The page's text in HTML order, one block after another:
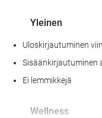
Yleinen
Uloskirjautuminen
Sisäänkirjautuminen
Ei lemmikkejä
Wellness